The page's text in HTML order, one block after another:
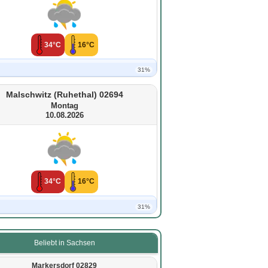
34°C 16°C
31%
Malschwitz (Ruhethal) 02694
Montag
10.08.2026
34°C 16°C
31%
Beliebt in Sachsen
Markersdorf 02829